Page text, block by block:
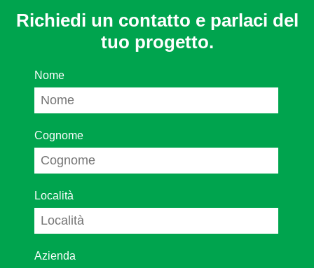
Richiedi un contatto e parlaci del
tuo progetto.
Nome
Cognome
Località
Azienda